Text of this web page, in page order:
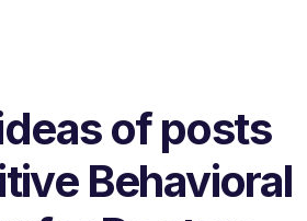
of posts
Behavioral